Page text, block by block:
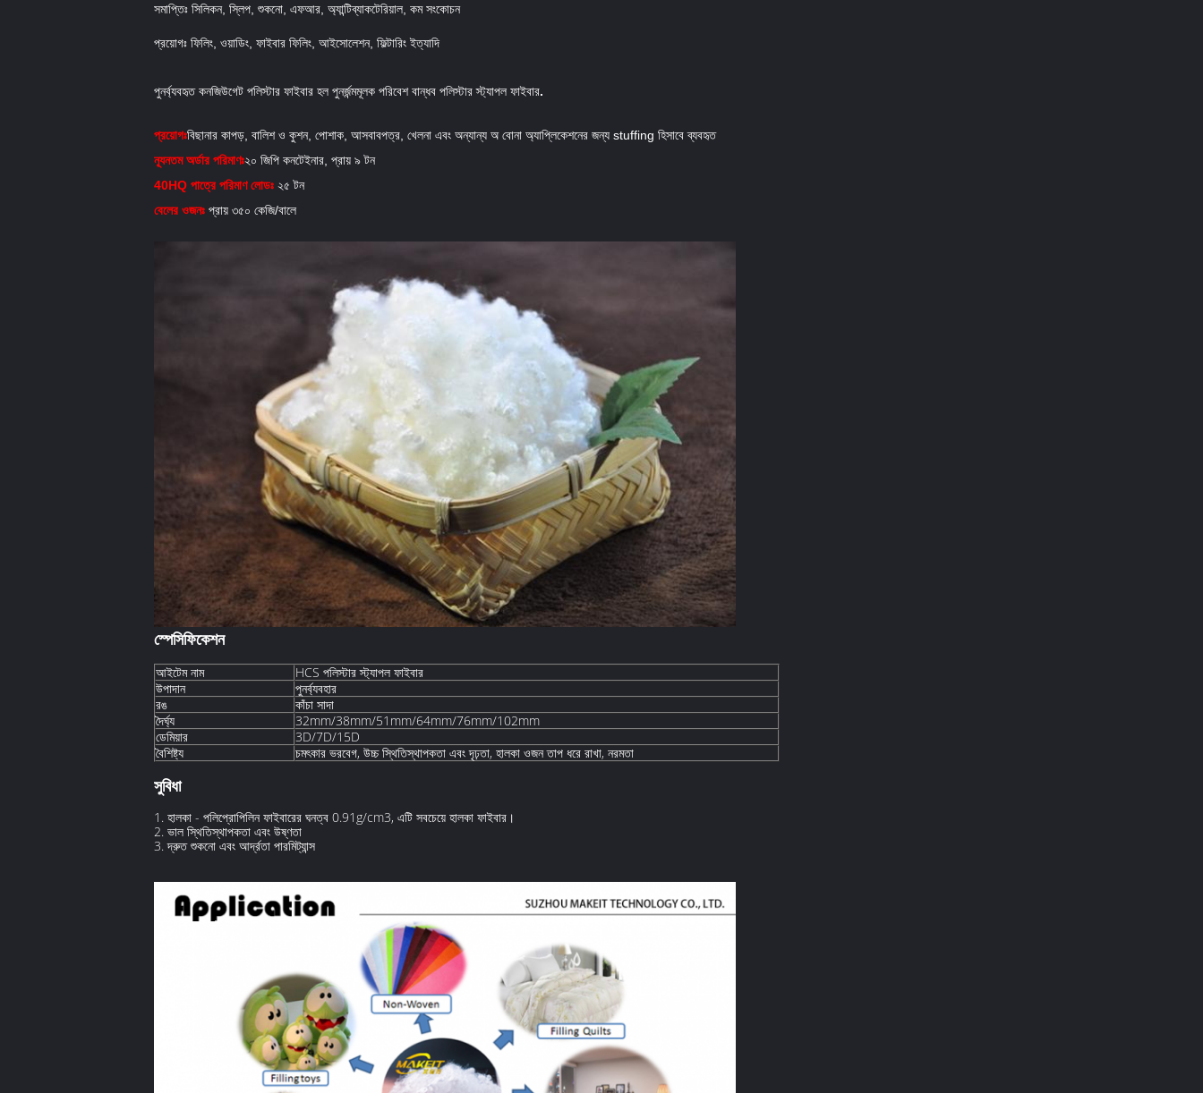
সমাপ্তিঃ সিলিকন, স্লিপ, শুকনো, এফআর, অ্যান্টিব্যাকটেরিয়াল, কম সংকোচন
প্রয়োগঃ ফিলিং, ওয়াডিং, ফাইবার ফিলিং, আইসোলেশন, ফিল্টারিং ইত্যাদি
পুনর্ব্যবহৃত কনজিউগেট পলিস্টার ফাইবার হল পুনর্জন্মমূলক পরিবেশ বান্ধব পলিস্টার স্ট্যাপল ফাইবার.
প্রয়োগঃবিছানার কাপড়, বালিশ ও কুশন, পোশাক, আসবাবপত্র, খেলনা এবং অন্যান্য অ বোনা অ্যাপ্লিকেশনের জন্য stuffing হিসাবে ব্যবহৃত
ন্যূনতম অর্ডার পরিমাণঃ২০ জিপি কনটেইনার, প্রায় ৯ টন
40HQ পাত্রে পরিমাণ লোডঃ ২৫ টন
বেলের ওজনঃ প্রায় ৩৫০ কেজি/বালে
স্পেসিফিকেশন
আইটেম নাম
HCS পলিস্টার স্ট্যাপল ফাইবার
উপাদান
পুনর্ব্যবহার
রঙ
কাঁচা সাদা
দৈর্ঘ্য
32mm/38mm/51mm/64mm/76mm/102mm
ডেমিয়ার
3D/7D/15D
বৈশিষ্ট্য
চমৎকার ভরবেগ, উচ্চ স্থিতিস্থাপকতা এবং দৃঢ়তা, হালকা ওজন তাপ ধরে রাখা, নরমতা
সুবিধা
1. হালকা - পলিপ্রোপিলিন ফাইবারের ঘনত্ব 0.91g/cm3, এটি সবচেয়ে হালকা ফাইবার।
2. ভাল স্থিতিস্থাপকতা এবং উষ্ণতা
3. দ্রুত শুকনো এবং আর্দ্রতা পারমিট্যান্স